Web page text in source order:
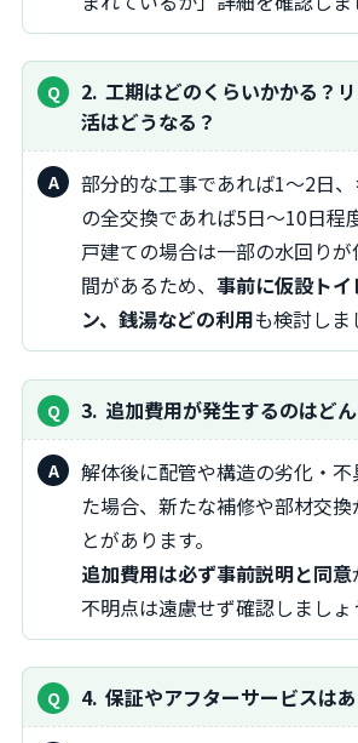
2 工期はどのくらいかかる？
活はどうなる？
部分的な工事であれば1～2日、キッチンや浴室
の全交換であれば5日～10日程
戸建ての場合は一部の水回り
間があるため、 事前に仮設ト
ン、銭湯などの利用も検討しま
3 追加費用が発生するのはど
解体後に配管や構造の劣化・不具合が見つかっ
た場合、新たな補修や部材交
とがあります。
追加費用は必ず事前説明と同意
不明点は遠慮せず確認しましょ
4 保証やアフターサービスは